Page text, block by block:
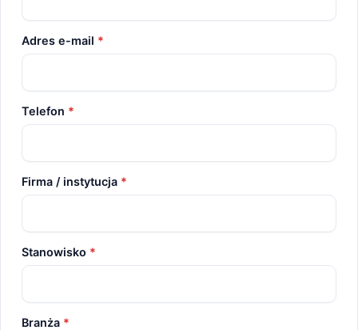
Adres e-mail *
Telefon *
Firma / instytucja *
Stanowisko *
Branża *